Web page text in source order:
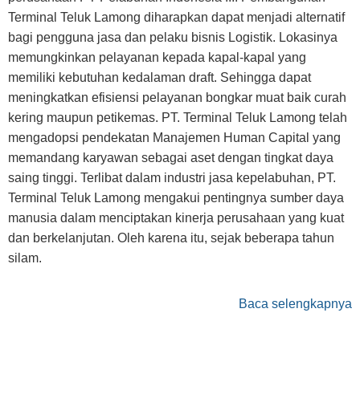
Terminal Teluk Lamong diharapkan dapat menjadi alternatif
bagi pengguna jasa dan pelaku bisnis Logistik. Lokasinya
memungkinkan pelayanan kepada kapal-kapal yang
memiliki kebutuhan kedalaman draft. Sehingga dapat
meningkatkan efisiensi pelayanan bongkar muat baik curah
kering maupun petikemas. PT. Terminal Teluk Lamong telah
mengadopsi pendekatan Manajemen Human Capital yang
memandang karyawan sebagai aset dengan tingkat daya
saing tinggi. Terlibat dalam industri jasa kepelabuhan, PT.
Terminal Teluk Lamong mengakui pentingnya sumber daya
manusia dalam menciptakan kinerja perusahaan yang kuat
dan berkelanjutan. Oleh karena itu, sejak beberapa tahun
silam.
Baca selengkapnya